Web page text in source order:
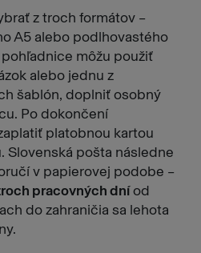
z troch formátov –
A5 alebo podlhovastého
môžu použiť
alebo jednu z
šablón, doplniť osobný
Po dokončení
platobnou kartou
Slovenská pošta následne
v papierovej podobe –
pracovných dníod
do zahraničia sa lehota